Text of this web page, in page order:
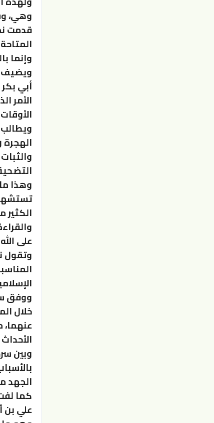
وهي،
قدمت
وإنما
ويضيف
أبي
الأمر
وهذا
تستشهد
الكثير
على
وتقول
ووفق
خلال
وبين
الجهد
كما
علي بن